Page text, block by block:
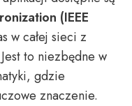
(IEEE
w całej sieci z
to niezbędne w
gdzie
znaczenie.